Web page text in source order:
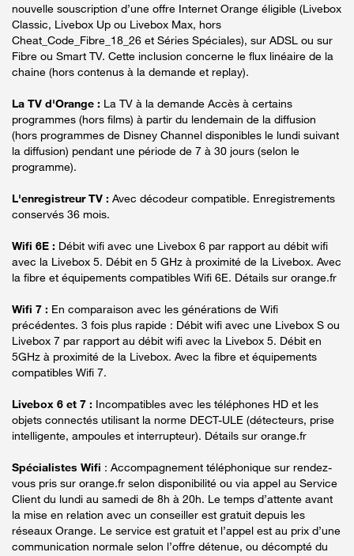
nouvelle souscription d’une offre Internet Orange éligible (Livebox
Classic, Livebox Up ou Livebox Max, hors
Cheat_Code_Fibre_18_26 et Séries Spéciales), sur ADSL ou sur
Fibre ou Smart TV. Cette inclusion concerne le flux linéaire de la
chaine (hors contenus à la demande et replay).
La TV d'Orange : La TV à la demande Accès à certains
programmes (hors films) à partir du lendemain de la diffusion
(hors programmes de Disney Channel disponibles le lundi suivant
la diffusion) pendant une période de 7 à 30 jours (selon le
programme).
L'enregistreur TV : Avec décodeur compatible. Enregistrements
conservés 36 mois.
Wifi 6E : Débit wifi avec une Livebox 6 par rapport au débit wifi
avec la Livebox 5. Débit en 5 GHz à proximité de la Livebox. Avec
la fibre et équipements compatibles Wifi 6E. Détails sur orange.fr
Wifi 7 : En comparaison avec les générations de Wifi
précédentes. 3 fois plus rapide : Débit wifi avec une Livebox S ou
Livebox 7 par rapport au débit wifi avec la Livebox 5. Débit en
5GHz à proximité de la Livebox. Avec la fibre et équipements
compatibles Wifi 7.
Livebox 6 et 7 : Incompatibles avec les téléphones HD et les
objets connectés utilisant la norme DECT-ULE (détecteurs, prise
intelligente, ampoules et interrupteur). Détails sur orange.fr
Spécialistes Wifi : Accompagnement téléphonique sur rendez-
vous pris sur orange.fr selon disponibilité ou via appel au Service
Client du lundi au samedi de 8h à 20h. Le temps d’attente avant
la mise en relation avec un conseiller est gratuit depuis les
réseaux Orange. Le service est gratuit et l’appel est au prix d’une
communication normale selon l’offre détenue, ou décompté du